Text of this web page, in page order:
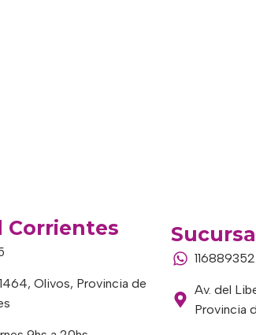
Corrientes
Olivos, Provincia de
Av. del
Provincia